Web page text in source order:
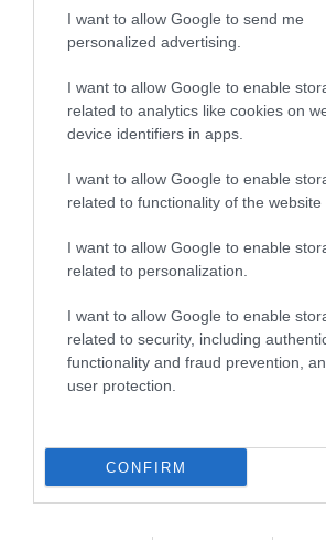
I want to allow Google to send me
personalized advertising.
I want to allow Google to enable
related to analytics like cookies on
device identifiers in apps.
I want to allow Google to enable
related to functionality of the website
I want to allow Google to enable
related to personalization.
I want to allow Google to enable
related to security, including
functionality and fraud prevention,
user protection.
CONFIRM
Az amerikai vállalat szerint az
túl szűk, mondván, hogy a csíkos
Nyitókép: Shutterstock
Ezt kellene tennie Meghan
A trójai faló legendája: mi
történetből?